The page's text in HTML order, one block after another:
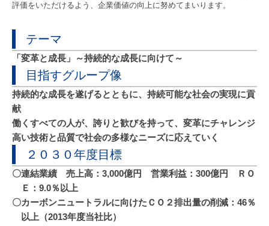
評価をいただけるよう、企業価値の向上に努めてまいります。
テーマ
「変革と成長」～持続的な成長に向けて～
目指すグループ像
持続的な成長を遂げるとともに、持続可能な社会の実現に貢
献
働くすべての人が、誇りと歓びを持って、変革にチャレンジ
高い技術と品質で社会の多様なニーズに応えていく
２０３０年度目標
連結業績 売上高：3,000億円 営業利益：300億円 ＲＯ
Ｅ：9.0％以上
カーボンニュートラルに向けたＣＯ２排出量の削減：46％
以上（2013年度当社比）